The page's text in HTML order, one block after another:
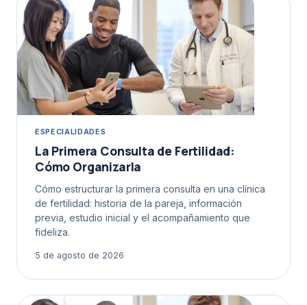
ESPECIALIDADES
La Primera Consulta de Fertilidad:
Cómo Organizarla
Cómo estructurar la primera consulta en una clínica
de fertilidad: historia de la pareja, información
previa, estudio inicial y el acompañamiento que
fideliza.
5 de agosto de 2026